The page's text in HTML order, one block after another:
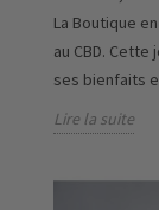
La Boutique
au CBD.
ses bienfaits
Lire la suite